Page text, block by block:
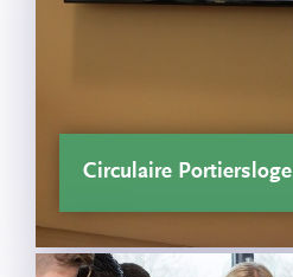
Circulaire Portiersloge